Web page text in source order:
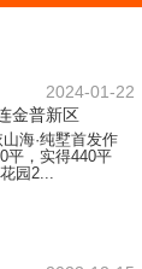
2024-01-22
金普新区
山海·纯墅首发作
平，实得440平
园2...